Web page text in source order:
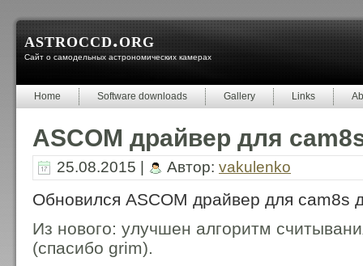
astroccd.org
Сайт о самодельных астрономических камерах
Home Software downloads Gallery Links
ASCOM драйвер для
25.08.2015 | Автор: vakulenko
Обновился ASCOM драйвер для cam8s
Из нового: улучшен алгоритм
(спасибо grim).